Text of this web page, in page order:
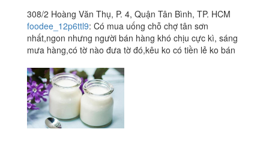
308/2 Hoàng Văn Thụ, P. 4, Quận Tân Bình, TP. HCM
foodee_12p6ttl9: Có mua uống chỗ chợ tân sơn
nhất,ngon nhưng người bán hàng khó chịu cực kì, sáng
mưa hàng,có tờ nào đưa tờ đó,kêu ko có tiền lẻ ko bán